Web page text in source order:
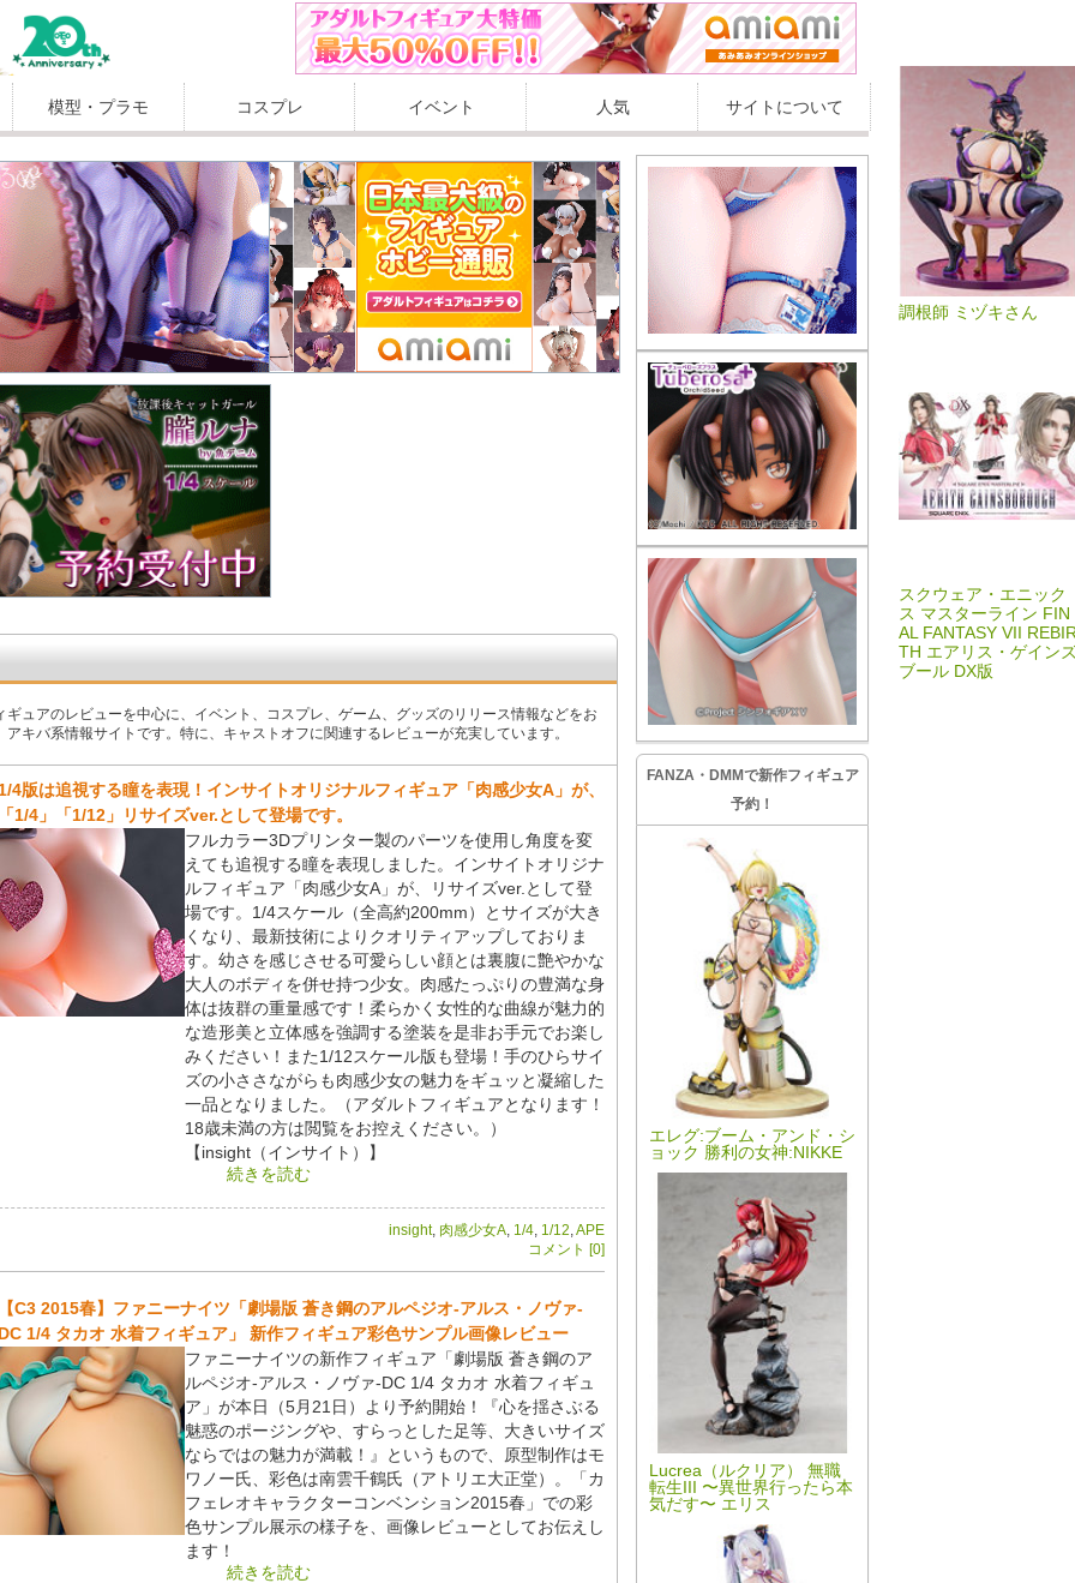
調根師 ミヅキさん
スクウェア・エニック
ス マスターライン FIN
AL FANTASY VII
TH エアリス・ゲイン
ブール DX版
模型・プラモ コスプレ イベント 人気 サイトについて
ギュアのレビューを中心に、イベント、コスプレ、ゲーム、グッズのリリース情報などをお
アキバ系情報サイトです。特に、キャストオフに関連するレビューが充実しています。
4版は追視する瞳を表現！インサイトオリジナルフィギュア「肉感少女A」が、
1/4」「1/12」リサイズver.として登場です。
フルカラー3Dプリンター製のパーツを使用し角度を変
えても追視する瞳を表現しました。インサイトオリジナ
ルフィギュア「肉感少女A」が、リサイズver.として登
場です。1/4スケール（全高約200mm）とサイズが大き
くなり、最新技術によりクオリティアップしておりま
す。幼さを感じさせる可愛らしい顔とは裏腹に艶やかな
大人のボディを併せ持つ少女。肉感たっぷりの豊満な身
体は抜群の重量感です！柔らかく女性的な曲線が魅力的
な造形美と立体感を強調する塗装を是非お手元でお楽し
みください！また1/12スケール版も登場！手のひらサイ
ズの小ささながらも肉感少女の魅力をギュッと凝縮した
一品となりました。（アダルトフィギュアとなります！
18歳未満の方は閲覧をお控えください。）
【insight（インサイト）】
続きを読む
insight, 肉感少女A 1/4 1/12 APE
コメント [0]
C3 2015春】ファニーナイツ「劇場版 蒼き鋼のアルペジオ-アルス・ノヴァ-
1/4 タカオ 水着フィギュア」 新作フィギュア彩色サンプル画像レビュー
ファニーナイツの新作フィギュア「劇場版 蒼き鋼のア
ルペジオ-アルス・ノヴァ-DC 1/4 タカオ 水着フィギュ
ア」が本日（5月21日）より予約開始！『心を揺さぶる
魅惑のポージングや、すらっとした足等、大きいサイズ
ならではの魅力が満載！』というもので、原型制作はモ
ワノー氏、彩色は南雲千鶴氏（アトリエ大正堂）。「カ
フェレオキャラクターコンベンション2015春」での彩
色サンプル展示の様子を、画像レビューとしてお伝えし
ます！
続きを読む
FANZA・DMMで新作フィギュア
予約！
エレグ:ブーム・アンド・シ
ョック 勝利の女神:NIKKE
Lucrea（ルクリア） 無職
転生III 〜異世界行ったら本
気だす〜 エリス